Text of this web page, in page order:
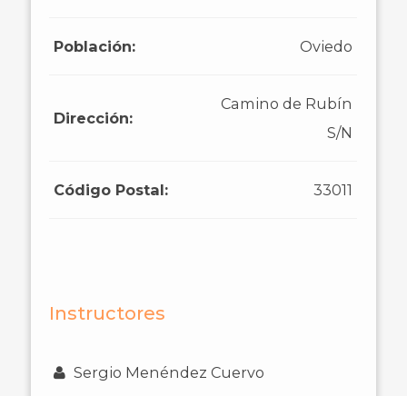
Población: Oviedo
Dirección:
Camino de Rubín
S/N
Código Postal: 33011
Instructores
Sergio Menéndez Cuervo